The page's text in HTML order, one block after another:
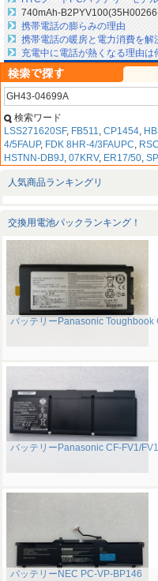
740mAh-
携帯電話の膨らみの理由
携帯電話の暖房と電力消費を
充電中に電話が熱くなる理由は
検索ワード
LSS271620SF, FB511, CP1454,
4/5FAUP, FDK 8HR-4/3FAUPC,
HSTNN-DB9J, 07KRV, ER17/50,
人気商品ランキングリ
交換用電池パックランキング！
バッテリーPanasonic Toughbook
バッテリーPanasonic CF-FV1/
バッテリーNEC PC-VP-BP146